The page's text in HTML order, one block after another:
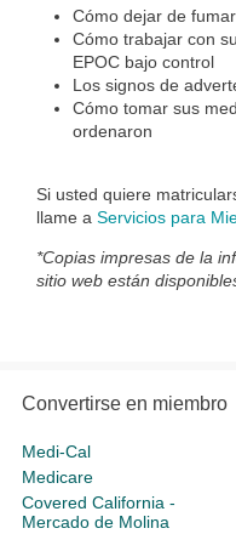
Cómo dejar de fumar
Cómo trabajar con
EPOC bajo control
Los signos de
Cómo tomar sus
ordenaron
Si usted quiere
llame a Servicios para
*Copias impresas de la
sitio web están
Convertirse en miembro
Medi-Cal
Medicare
Covered California -
Mercado de Molina